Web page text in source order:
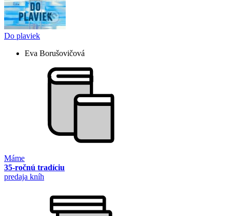
Do plaviek
Eva Borušovičová
Máme
35-ročnú tradíciu
predaja kníh